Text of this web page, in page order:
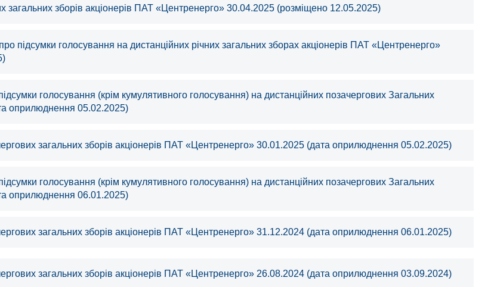
загальних зборів акціонерів ПАТ «Центренерго» 30.04.2025 (розміщено 12.05.2025)
підсумки голосування на дистанційних річних загальних зборах акціонерів ПАТ «Центренерго»
голосування (крім кумулятивного голосування) на дистанційних позачергових Загальних
оприлюднення 05.02.2025)
загальних зборів акціонерів ПАТ «Центренерго» 30.01.2025 (дата оприлюднення 05.02.2025)
голосування (крім кумулятивного голосування) на дистанційних позачергових Загальних
оприлюднення 06.01.2025)
загальних зборів акціонерів ПАТ «Центренерго» 31.12.2024 (дата оприлюднення 06.01.2025)
загальних зборів акціонерів ПАТ «Центренерго» 26.08.2024 (дата оприлюднення 03.09.2024)